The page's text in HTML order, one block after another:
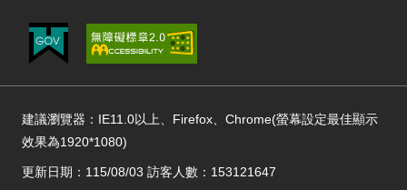
建議瀏覽器：IE11.0以上、Firefox、Chrome(螢幕設定最佳顯示
效果為1920*1080)
更新日期：115/08/03 訪客人數：153121647